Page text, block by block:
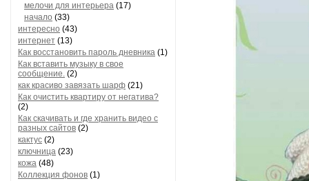
мелочи для интерьера (17)
начало (33)
интересно (43)
интернет (13)
Как восстановить пароль дневника (1)
Как вставить музыку в свое
сообщение. (2)
как красиво завязать шарф (21)
Как очистить квартиру от негатива?
(2)
Как скачивать и где хранить видео с
разных сайтов (2)
кактус (2)
ключница (23)
кожа (48)
Коллекция фонов (1)